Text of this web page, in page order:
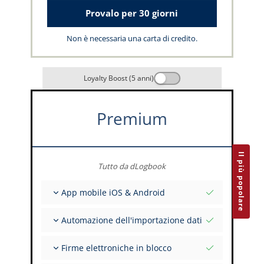
Provalo per 30 giorni
Non è necessaria una carta di credito.
Il più popolare
Loyalty Boost (5 anni)
Premium
Tutto da dLogbook
App mobile iOS & Android
Inserimento dei dati di volo e FSTD
Automazione dell'importazione dati
Importazione da tabulati ed Excel
Firme elettroniche in blocco